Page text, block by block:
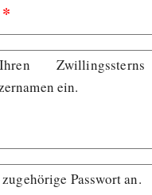
*
Zwillingssterns
ein.
Passwort an.
Inhalte
Die
Diebstahl